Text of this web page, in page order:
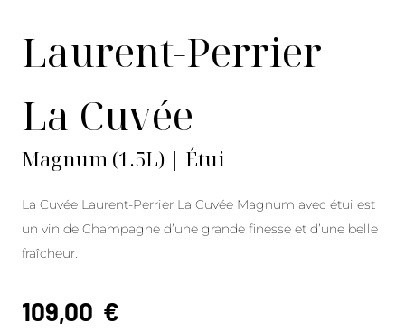
Laurent-Perrier
La Cuvée
Magnum (1.5L) | Étui
La Cuvée Laurent-Perrier La Cuvée Magnum avec étui est
un vin de Champagne d’une grande finesse et d’une belle
fraîcheur.
109,00 €